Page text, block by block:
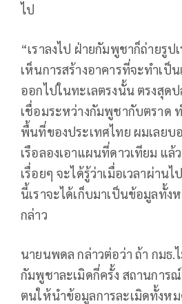
ไป
“เราลงไป ฝ่ายกัมพูชาก็ถ่ายรูป
เห็นการสร้างอาคารที่จะทำเ
ออกไปในทะเลตรงนั้น ตรงสุด
เชื่อมระหว่างกัมพูชากับตราด
พื้นที่ของประเทศไทย ผมเลยบ
เรือลองเอาแผนที่ดาวเทียม แล้
เรื่อยๆ จะได้รู้ว่าเมื่อเวลาผ่าน
นี้เราจะได้เก็บมาเป็นข้อมูลทั้
กล่าว
นายนพดล กล่าวต่อว่า ถ้า กมธ.ไ
กัมพูชาละเมิดกี่ครั้ง สถานการ
ตนให้นำข้อมูลการละเมิดทั้งห